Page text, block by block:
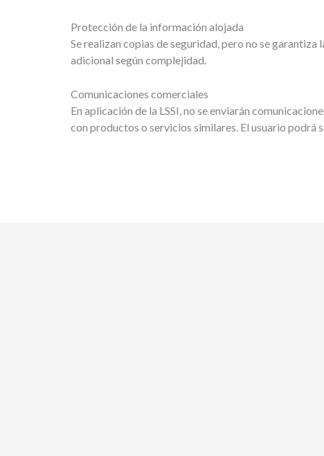
Protección de la información alojada
Se realizan copias de seguridad, pero no se
adicional según complejidad.
Comunicaciones comerciales
En aplicación de la LSSI, no se enviarán
con productos o servicios similares. El usuario podrá